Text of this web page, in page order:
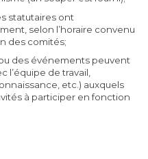
statutaires ont
selon l’horaire convenu
des comités;
des événements peuvent
l’équipe de travail,
etc.) auxquels
à participer en fonction